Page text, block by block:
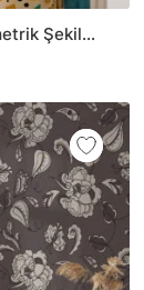
80ler Stili Renkli Geometrik Şekilli Retro Duvar Kağıdı, Memphis Tarzı Soyut Duvar Posteri